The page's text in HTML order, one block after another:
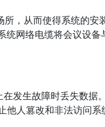
，从而使得系统的
统网络电缆将会议设
发生故障时丢失数
人篡改和非法访问系